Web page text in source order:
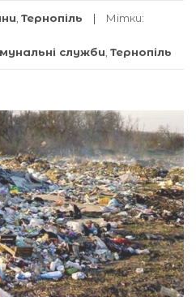
Тернопіль Мітки:
служби Тернопіль